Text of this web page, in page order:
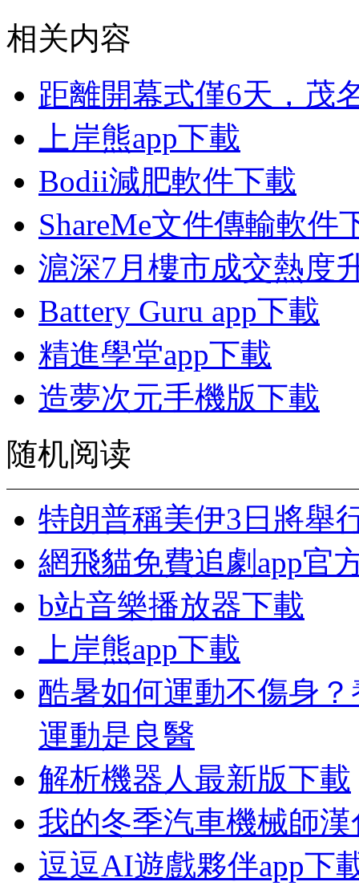
相关内容
距離開幕式僅6天，茂
上岸熊app下載
Bodii減肥軟件下載
ShareMe文件傳輸軟件
滬深7月樓市成交熱度
Battery Guru app下載
精進學堂app下載
造夢次元手機版下載
随机阅读
特朗普稱美伊3日將舉
網飛貓免費追劇app官
b站音樂播放器下載
上岸熊app下載
酷暑如何運動不傷身
運動是良醫
解析機器人最新版下載
我的冬季汽車機械師
逗逗AI遊戲夥伴app下